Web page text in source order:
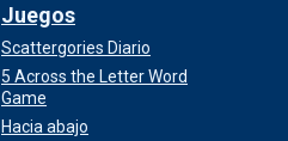
Juegos
Scattergories Diario
5 Across the Letter Word
Game
Hacia abajo